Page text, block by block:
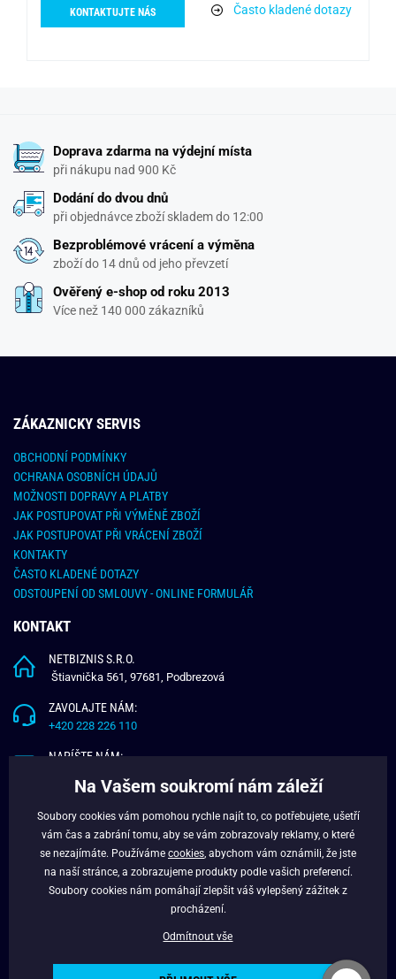
KONTAKTUJTE NÁS
Často kladené dotazy
Doprava zdarma na výdejní místa
při nákupu nad 900 Kč
Dodání do dvou dnů
při objednávce zboží skladem do 12:00
Bezproblémové vrácení a výměna
zboží do 14 dnů od jeho převzetí
Ověřený e-shop od roku 2013
Více než 140 000 zákazníků
ZÁKAZNICKY SERVIS
OBCHODNÍ PODMÍNKY
OCHRANA OSOBNÍCH ÚDAJŮ
MOŽNOSTI DOPRAVY A PLATBY
JAK POSTUPOVAT PŘI VÝMĚNĚ ZBOŽÍ
JAK POSTUPOVAT PŘI VRÁCENÍ ZBOŽÍ
KONTAKTY
ČASTO KLADENÉ DOTAZY
ODSTOUPENÍ OD SMLOUVY - ONLINE FORMULÁŘ
KONTAKT
NETBIZNIS S.R.O.
Štiavnička 561, 97681, Podbrezová
ZAVOLAJTE NÁM:
+420 228 226 110
NAPÍŠTE NÁM:
O NÁS
VĚRNOSTNÍ PROGRAM
Na Vašem soukromí nám záleží
Soubory cookies vám pomohou rychle najít to, co potřebujete, ušetří
vám čas a zabrání tomu, aby se vám zobrazovaly reklamy, o které
se nezajímáte. Používáme cookies , abychom vám oznámili, že jste
na naší stránce, a zobrazujeme produkty podle vašich preferencí.
Soubory cookies nám pomáhají zlepšit váš vylepšený zážitek z
procházení.
Odmítnout vše